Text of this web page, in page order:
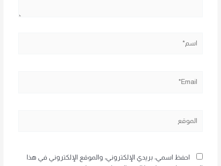
احفظ اسمي، بريدي الإلكتروني، والموقع الإلكتروني في هذا